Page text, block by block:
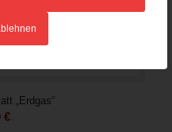
„Erdgas“
€